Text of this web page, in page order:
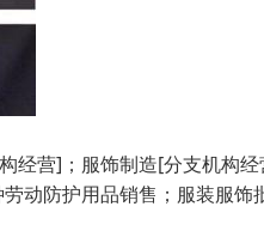
营]；服饰制造[分支机构
动防护用品销售；服装服